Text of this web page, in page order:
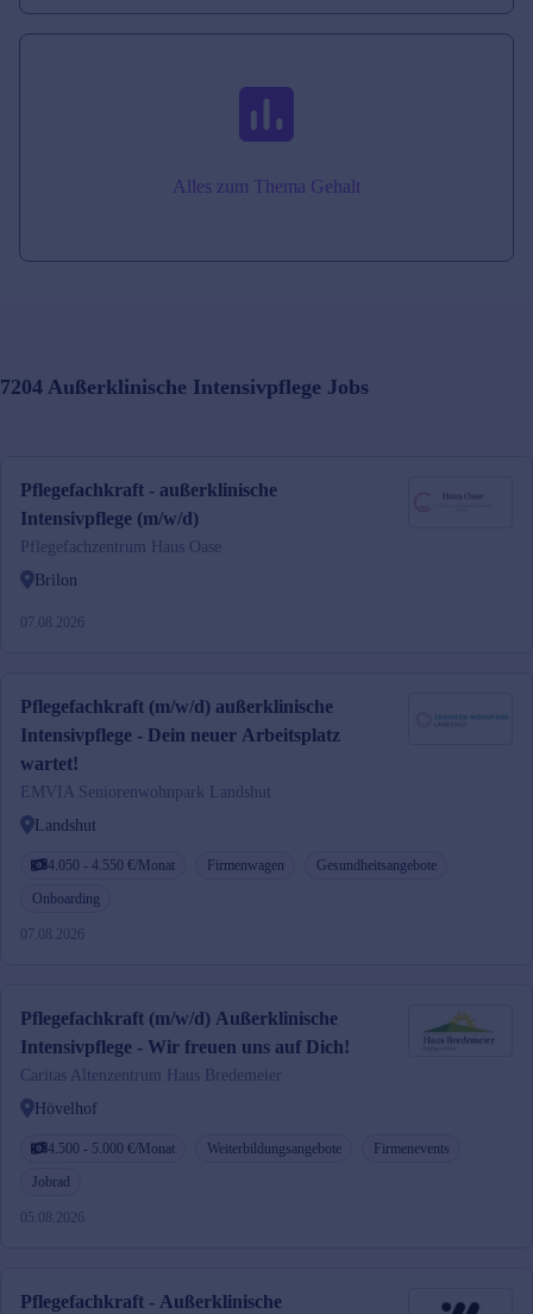
Alles zum Thema Gehalt
7204 Außerklinische Intensivpflege Jobs
Pflegefachkraft - außerklinische
Intensivpflege (m/w/d)
Pflegefachzentrum Haus Oase
Brilon
07.08.2026
Pflegefachkraft (m/w/d) außerklinische
Intensivpflege - Dein neuer Arbeitsplatz
wartet!
EMVIA Seniorenwohnpark Landshut
Landshut
4.050 - 4.550 €/Monat Firmenwagen
Gesundheitsangebote
Onboarding
07.08.2026
Pflegefachkraft (m/w/d) Außerklinische
Intensivpflege - Wir freuen uns auf Dich!
Caritas Altenzentrum Haus Bredemeier
Hövelhof
4.500 - 5.000 €/Monat Weiterbildungsangebote
Firmenevents
Jobrad
05.08.2026
Pflegefachkraft - Außerklinische